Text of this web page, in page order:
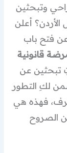
وتبحثين
أعلن
فتح باب
قانونية
تبحثين عن
لكِ التطور
فهذه هي
الصروح